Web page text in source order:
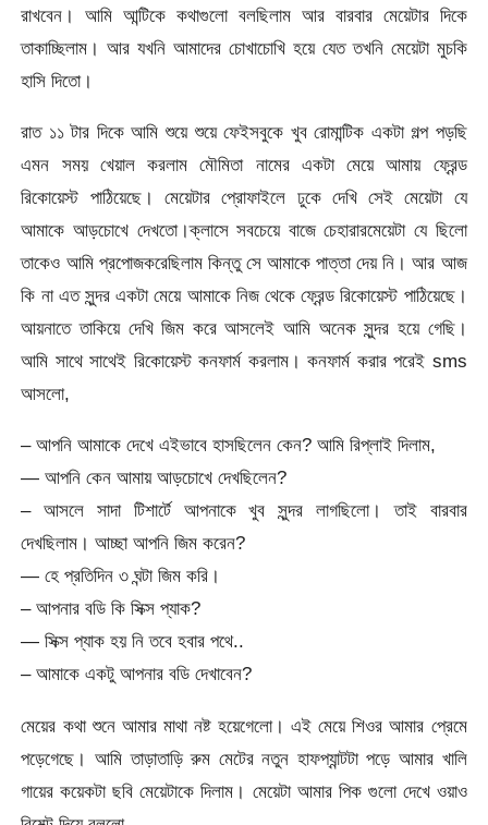
রাখবেন। আমি আন্টিকে কথাগুলো বলছিলাম আর বারবার মেয়েটার দিকে
তাকাচ্ছিলাম। আর যখনি আমাদের চোখাচোখি হয়ে যেত তখনি মেয়েটা মুচকি
হাসি দিতো।
রাত ১১ টার দিকে আমি শুয়ে শুয়ে ফেইসবুকে খুব রোমান্টিক একটা গল্প পড়ছি
এমন সময় খেয়াল করলাম মৌমিতা নামের একটা মেয়ে আমায় ফ্রেন্ড
রিকোয়েস্ট পাঠিয়েছে। মেয়েটার প্রোফাইলে ঢুকে দেখি সেই মেয়েটা যে
আমাকে আড়চোখে দেখতো।ক্লাসে সবচেয়ে বাজে চেহারারমেয়েটা যে ছিলো
তাকেও আমি প্রপোজকরেছিলাম কিন্তু সে আমাকে পাত্তা দেয় নি। আর আজ
কি না এত সুন্দর একটা মেয়ে আমাকে নিজ থেকে ফ্রেন্ড রিকোয়েস্ট পাঠিয়েছে।
আয়নাতে তাকিয়ে দেখি জিম করে আসলেই আমি অনেক সুন্দর হয়ে গেছি।
আমি সাথে সাথেই রিকোয়েস্ট কনফার্ম করলাম। কনফার্ম করার পরেই sms
আসলো,
– আপনি আমাকে দেখে এইভাবে হাসছিলেন কেন? আমি রিপ্লাই দিলাম,
— আপনি কেন আমায় আড়চোখে দেখছিলেন?
– আসলে সাদা টিশার্টে আপনাকে খুব সুন্দর লাগছিলো। তাই বারবার
দেখছিলাম। আচ্ছা আপনি জিম করেন?
— হে প্রতিদিন ৩ ঘন্টা জিম করি।
– আপনার বডি কি সিক্স প্যাক?
— সিক্স প্যাক হয় নি তবে হবার পথে..
– আমাকে একটু আপনার বডি দেখাবেন?
মেয়ের কথা শুনে আমার মাথা নষ্ট হয়েগেলো। এই মেয়ে শিওর আমার প্রেমে
পড়েগেছে। আমি তাড়াতাড়ি রুম মেটের নতুন হাফপ্যান্টটা পড়ে আমার খালি
গায়ের কয়েকটা ছবি মেয়েটাকে দিলাম। মেয়েটা আমার পিক গুলো দেখে ওয়াও